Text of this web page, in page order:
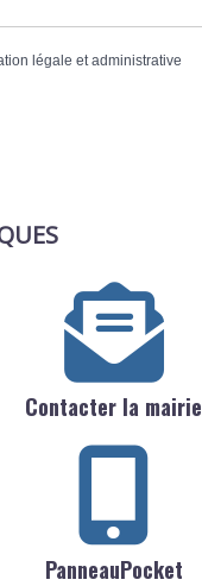
légale et administrative
Contacter la mairie
PanneauPocket